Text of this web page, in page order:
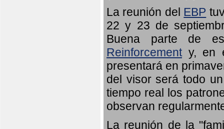
La reunión del EBP
22 y 23 de
Buena parte de
Reinforcementy, en
presentará en
del visor será todo
tiempo real los
observan
La reunión de la